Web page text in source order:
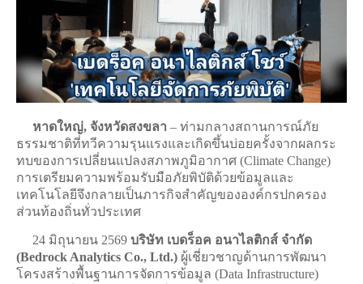
หาดใหญ่, จังหวัดสงขลา – ท่ามกลางสถานการณ์ภัย
ธรรมชาติที่ทวีความรุนแรงและเกิดขึ้นบ่อยครั้งจากผลกระ
ทบของการเปลี่ยนแปลงสภาพภูมิอากาศ (Climate Change)
การเตรียมความพร้อมรับมือภัยพิบัติด้วยข้อมูลและ
เทคโนโลยีจึงกลายเป็นภารกิจสำคัญขององค์กรปกครอง
ส่วนท้องถิ่นทั่วประเทศ
24 มิถุนายน​ ​2569 ​ บริษัท เบดร็อค อนาไลติกส์ จำกัด
(Bedrock Analytics Co., Ltd.) ผู้เชี่ยวชาญด้านการพัฒนา
โครงสร้างพื้นฐานการจัดการข้อมูล (Data Infrastructure)